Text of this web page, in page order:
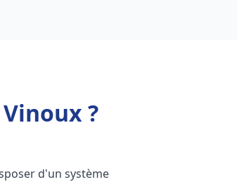
?
d'un système